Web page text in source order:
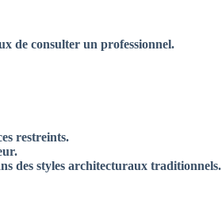
de consulter un professionnel.
restreints.
des styles architecturaux traditionnels.